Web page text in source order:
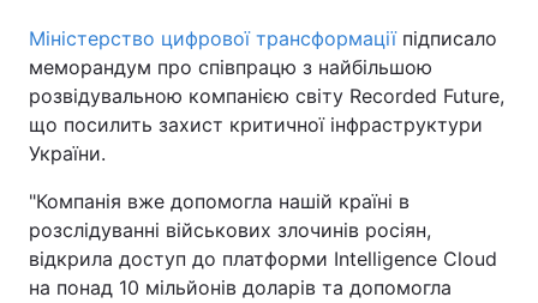
Україна Політика
Світ
Спорт
Техно і зв'язок
Зброя Інциденти
Міністерство цифрової трансформаціїпідписало
меморандум про співпрацю з найбільшою
розвідувальною компанією світу Recorded Future,
що посилить захист критичної інфраструктури
України.
"Компанія вже допомогла нашій країні в
розслідуванні військових злочинів росіян,
відкрила доступ до платформи Intelligence Cloud
на понад 10 мільйонів доларів та допомогла